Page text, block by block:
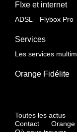
FIxe et internet
ADSL Flybox Pro
Services
Les services
Orange Fidélite
Toutes les actus
Contact
Orange